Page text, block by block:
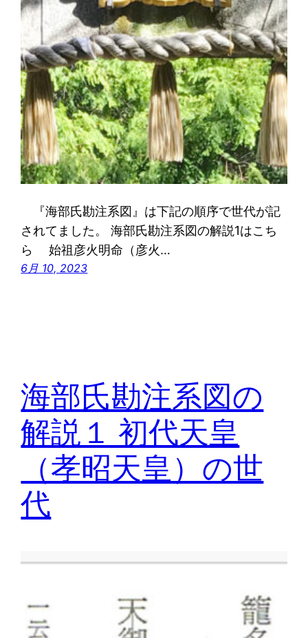
『海部氏勘注系図』は下記の順序で世代が記
されてました。 海部氏勘注系図の解説1はこち
ら 始祖彦火明命（彦火…
6月 10, 2023
海部氏勘注系図の
解説１ 初代天皇
（孝昭天皇）の世
代